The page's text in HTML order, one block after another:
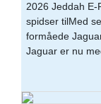
2026 Jeddah E-
spidser tilMed
formåede
Jaguar er nu